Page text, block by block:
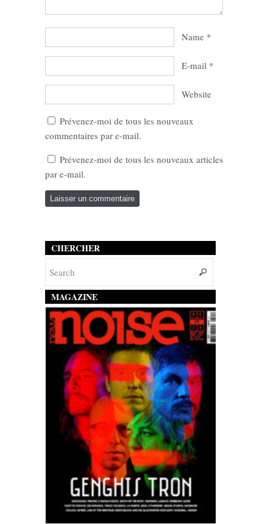
Name *
E-mail *
Website
Prévenez-moi de tous les nouveaux
commentaires par e-mail.
Prévenez-moi de tous les nouveaux articles
par e-mail.
CHERCHER
MAGAZINE